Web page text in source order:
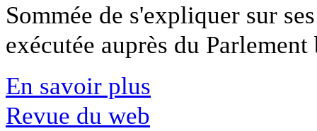
Sommée de s'expliquer sur
exécutée auprès du
En savoir plus
Revue du web